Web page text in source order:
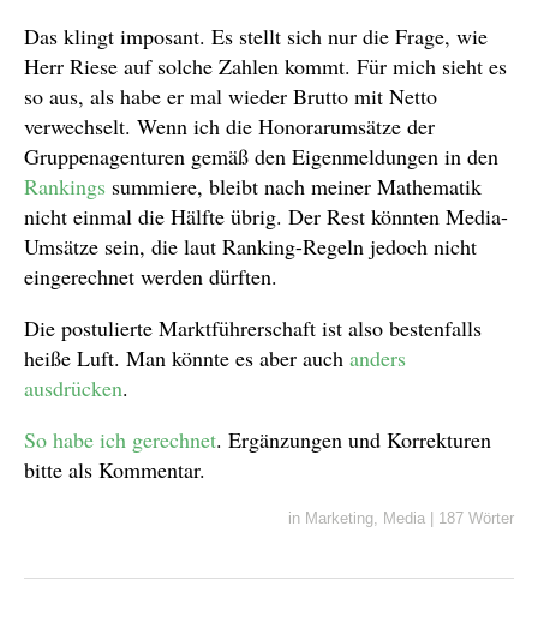
Das klingt imposant. Es stellt sich nur die Frage, wie
Herr Riese auf solche Zahlen kommt. Für mich sieht es
so aus, als habe er mal wieder Brutto mit Netto
verwechselt. Wenn ich die Honorarumsätze der
Gruppenagenturen gemäß den Eigenmeldungen in den
Rankings summiere, bleibt nach meiner Mathematik
nicht einmal die Hälfte übrig. Der Rest könnten Media-
Umsätze sein, die laut Ranking-Regeln jedoch nicht
eingerechnet werden dürften.
Die postulierte Marktführerschaft ist also bestenfalls
heiße Luft. Man könnte es aber auch anders
ausdrücken.
So habe ich gerechnet. Ergänzungen und Korrekturen
bitte als Kommentar.
in Marketing Media 187 Wörter